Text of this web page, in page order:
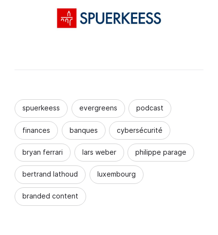
spuerkeess evergreens podcast
finances banques cybersécurité
bryan ferrari lars weber philippe parage
bertrand lathoud luxembourg
branded content